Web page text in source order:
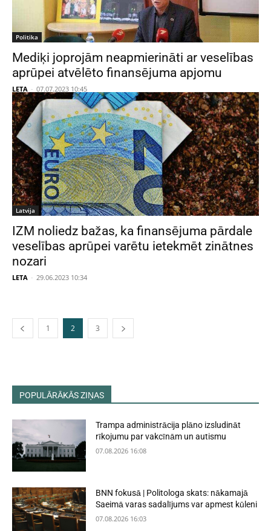
Politika
Mediķi joprojām neapmierināti ar veselības
aprūpei atvēlēto finansējuma apjomu
LETA - 07.07.2023 10:45
Latvija
IZM noliedz bažas, ka finansējuma pārdale
veselības aprūpei varētu ietekmēt zinātnes
nozari
LETA - 29.06.2023 10:34
1 2 3
POPULĀRĀKĀS ZIŅAS
Trampa administrācija plāno izsludināt
rīkojumu par vakcīnām un autismu
07.08.2026 16:08
BNN fokusā | Politologa skats: nākamajā
Saeimā varas sadalījums var apmest kūleni
07.08.2026 16:03